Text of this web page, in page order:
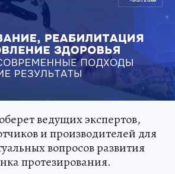
ведущих экспертов,
и производителей для
вопросов развития
протезирования.